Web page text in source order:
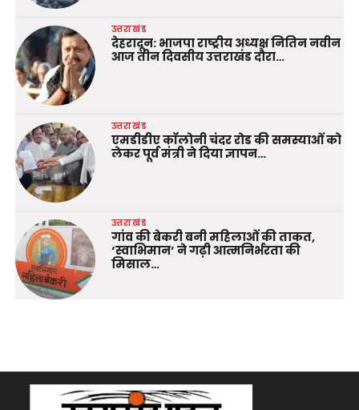
उत्तराखंड
देहरादून: भाजपा राष्ट्रीय अध्यक्ष नितिन नवीन
आज तीन दिवसीय उत्तराखंड दौरा…
उत्तराखंड
एमडीडीए कॉलोनी चंदर रोड की समस्याओं को
लेकर पूर्व मंत्री ने दिया ज्ञापन…
उत्तराखंड
गांव की बेकरी बनी महिलाओं की ताकत,
‘स्वाभिमान’ ने गढ़ी आत्मनिर्भरता की
मिसाल…